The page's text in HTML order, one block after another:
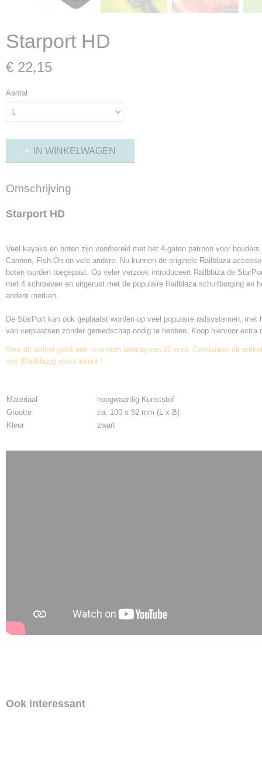
Starport HD
€ 22,15
Aantal
IN WINKELWAGEN
Omschrijving
Starport HD
Veel kayaks en boten zijn voorbereid met het 4-gaten patroon voor
Cannon, Fish-On en vele andere. Nu kunnen de originele Railblaza
boten worden toegepast. Op veler verzoek introduceert Railblaza de
met 4 schroeven en uitgerust met de populaire Railblaza schuifborging en
andere merken.
De StarPort kan ook geplaatst worden op veel populaire railsystemen, met
van verplaatsen zonder gereedschap nodig te hebben. Koop hiervoor extra
Voor dit artikel geldt een minimum bedrag van 25 euro. Combineer dit
ons (Railblaza) assortiment !
Materiaal
hoogwaardig Kunststof
Grootte
ca. 100 x 52 mm (L x B)
Kleur
zwart
Ook interessant